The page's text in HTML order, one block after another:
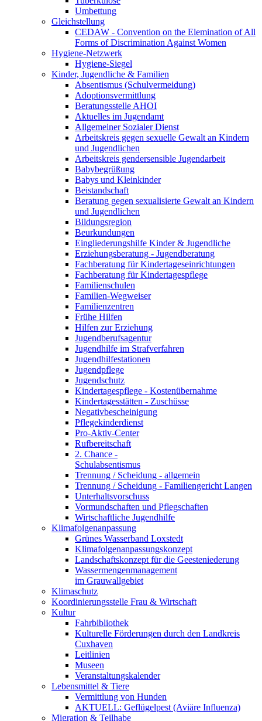
Umbettung
Gleichstellung
CEDAW - Convention on the Elemination of All
Forms of Discrimination Against Women
Hygiene-Netzwerk
Hygiene-Siegel
Kinder, Jugendliche & Familien
Absentismus (Schulvermeidung)
Adoptionsvermittlung
Beratungsstelle AHOI
Aktuelles im Jugendamt
Allgemeiner Sozialer Dienst
Arbeitskreis gegen sexuelle Gewalt an Kindern
und Jugendlichen
Arbeitskreis gendersensible Jugendarbeit
Babybegrüßung
Babys und Kleinkinder
Beistandschaft
Beratung gegen sexualisierte Gewalt an Kindern
und Jugendlichen
Bildungsregion
Beurkundungen
Eingliederungshilfe Kinder & Jugendliche
Erziehungsberatung - Jugendberatung
Fachberatung für Kindertageseinrichtungen
Fachberatung für Kindertagespflege
Familienschulen
Familien-Wegweiser
Familienzentren
Frühe Hilfen
Hilfen zur Erziehung
Jugendberufsagentur
Jugendhilfe im Strafverfahren
Jugendhilfestationen
Jugendpflege
Jugendschutz
Kindertagespflege - Kostenübernahme
Kindertagesstätten - Zuschüsse
Negativbescheinigung
Pflegekinderdienst
Pro-Aktiv-Center
Rufbereitschaft
2. Chance -
Schulabsentismus
Trennung / Scheidung - allgemein
Trennung / Scheidung - Familiengericht Langen
Unterhaltsvorschuss
Vormundschaften und Pflegschaften
Wirtschaftliche Jugendhilfe
Klimafolgenanpassung
Grünes Wasserband Loxstedt
Klimafolgenanpassungskonzept
Landschaftskonzept für die Geesteniederung
Wassermengenmanagement
im Grauwallgebiet
Klimaschutz
Koordinierungsstelle Frau & Wirtschaft
Kultur
Fahrbibliothek
Kulturelle Förderungen durch den Landkreis
Cuxhaven
Leitlinien
Museen
Veranstaltungskalender
Lebensmittel & Tiere
Vermittlung von Hunden
AKTUELL: Geflügelpest (Aviäre Influenza)
Migration & Teilhabe